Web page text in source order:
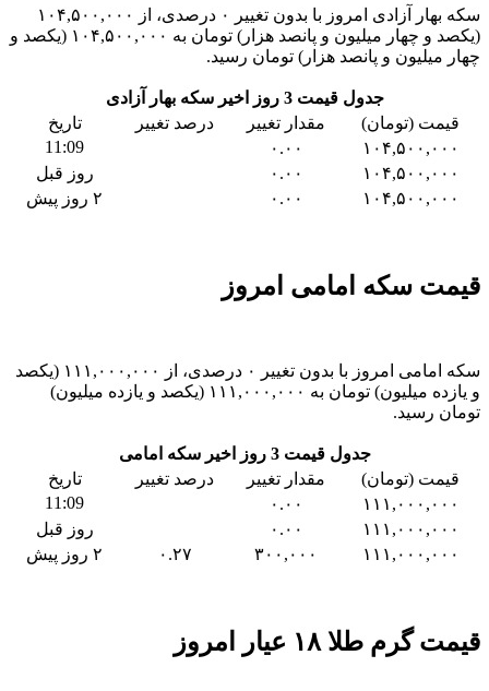
سکه بهار آزادی امروز با بدون تغییر ۰ درصدی، از ۱۰۴,۵۰۰,۰۰۰
(یکصد و چهار میلیون و پانصد هزار) تومان به ۱۰۴,۵۰۰,۰۰۰ (یکصد و
چهار میلیون و پانصد هزار) تومان رسید.
جدول قیمت 3 روز اخیر سکه بهار آزادی
قیمت (تومان)
مقدار تغییر درصد تغییر
تاریخ
۱۰۴,۵۰۰,۰۰۰
۰.۰۰
11:09
۱۰۴,۵۰۰,۰۰۰
۰.۰۰
روز قبل
۱۰۴,۵۰۰,۰۰۰
۰.۰۰ ۲ روز پیش
قیمت سکه امامی امروز
سکه امامی امروز با بدون تغییر ۰ درصدی، از ۱۱۱,۰۰۰,۰۰۰ (یکصد
و یازده میلیون) تومان به ۱۱۱,۰۰۰,۰۰۰ (یکصد و یازده میلیون)
تومان رسید.
جدول قیمت 3 روز اخیر سکه امامی
قیمت (تومان)
مقدار تغییر درصد تغییر
تاریخ
۱۱۱,۰۰۰,۰۰۰
۰.۰۰
11:09
۱۱۱,۰۰۰,۰۰۰
۰.۰۰
روز قبل
۱۱۱,۰۰۰,۰۰۰
۳۰۰,۰۰۰ ۰.۲۷ ۲ روز پیش
قیمت گرم طلا ۱۸ عیار امروز